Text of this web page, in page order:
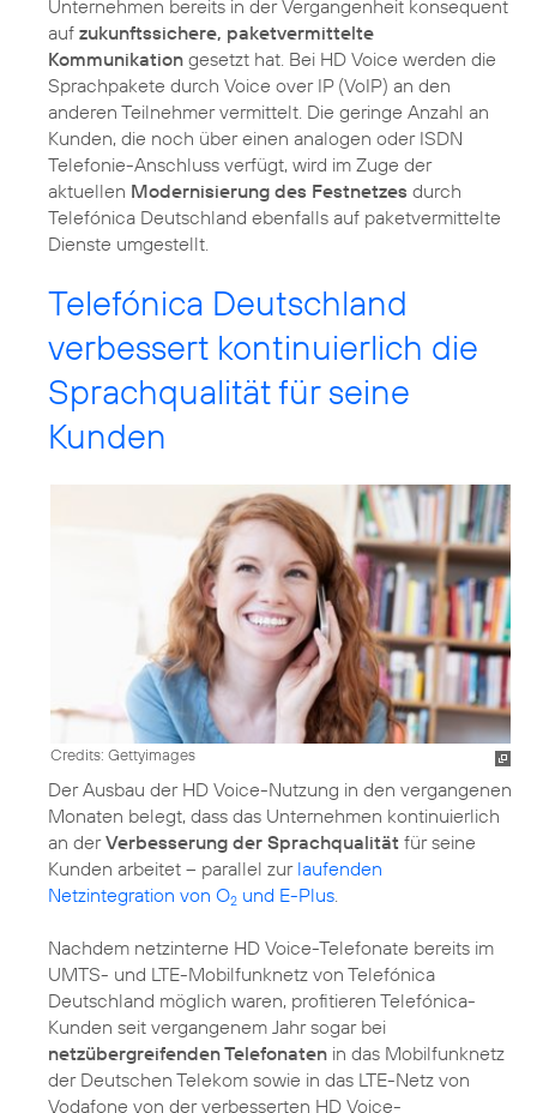
Unternehmen bereits in der Vergangenheit konsequent
auf zukunftssichere, paketvermittelte
Kommunikation gesetzt hat. Bei HD Voice werden die
Sprachpakete durch Voice over IP (VoIP) an den
anderen Teilnehmer vermittelt. Die geringe Anzahl an
Kunden, die noch über einen analogen oder ISDN
Telefonie-Anschluss verfügt, wird im Zuge der
aktuellen Modernisierung des Festnetzes durch
Telefónica Deutschland ebenfalls auf paketvermittelte
Dienste umgestellt.
Telefónica Deutschland
verbessert kontinuierlich die
Sprachqualität für seine
Kunden
Credits: Gettyimages
Der Ausbau der HD Voice-Nutzung in den vergangenen
Monaten belegt, dass das Unternehmen kontinuierlich
an derVerbesserung der Sprachqualität für seine
Kunden arbeitet – parallel zur laufenden
Netzintegration von O2 und E-Plus.
Nachdem netzinterne HD Voice-Telefonate bereits im
UMTS- und LTE-Mobilfunknetz von Telefónica
Deutschland möglich waren, profitieren Telefónica-
Kunden seit vergangenem Jahr sogar bei
netzübergreifenden Telefonaten in das Mobilfunknetz
der Deutschen Telekom sowie in das LTE-Netz von
Vodafone von der verbesserten HD Voice-